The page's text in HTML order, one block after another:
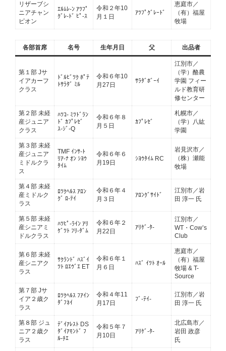
リザーブシ
ニアチャン
ピオン
ｴﾙﾑﾚ-ﾝ ｱﾂﾌﾟ
ｸﾞﾚ-ﾄﾞ ﾋﾟ-ｽ
令和２年10
月１日
ｱﾂﾌﾟｸﾞﾚｰﾄﾞ
恵庭市／
（有）福屋
牧場
各部首席 名号 生年月日 父 出品者
第１部 Jサ
イアカーフ
クラス
ﾄﾞﾙﾋﾞﾂｸ ﾎﾟﾃ
ﾄｻﾗﾀﾞ ﾐﾙ
令和６年10
月27日
ｻﾗﾀﾞﾎﾞｰｲ
江別市／
（学）酪農
学園 フィー
ルド教育研
修センター
第２部 未経
産ジュニア
クラス
ﾊﾂｺ- ﾐﾂﾄﾞﾗﾝ
ﾄﾞ ｶﾌﾟﾚｾﾞ
ｽ-ｼﾞ-Q
令和６年８
月５日
ｶﾌﾟﾚｾﾞ
札幌市／
（学）八紘
学園
第３部 未経
産ジュニア
ミドルクラ
ス
TMF ｲﾝｻ-ﾄ
ﾘｱ-ﾅ ｵﾝ ｼﾖｳ
ﾀｲﾑ
令和６年６
月19日
ｼﾖｳﾀｲﾑ RC
岩見沢市／
（株）瀬能
牧場
第４部 未経
産ミドルク
ラス
ﾛﾂｸﾍﾙｽ ｱﾛﾝ
ｸﾞ ﾛ-ﾃｲ
令和６年４
月３日
ｱﾛﾝｸﾞｻｲﾄﾞ
江別市／岩
田 淳一 氏
第５部 未経
産シニアミ
ドルクラス
ﾊﾂﾋﾟ-ﾗｲﾝ ｱﾘ
ｹﾞﾂﾄ ﾌﾘ-ﾀﾞﾑ
令和６年２
月22日
ｱﾘｹﾞ-ﾀ-
江別市／
WT・Cow’s
Club
第６部 未経
産シニアク
ラス
ｻｸﾗﾝﾄﾞ ﾊｽﾞｲ
ﾂﾄ ﾛｴｳﾞｴ ET
令和６年１
月６日
ﾊｽﾞ ｲﾂﾄ ｵｰﾙ
恵庭市／
（有）福屋
牧場 & T-
Source
第７部 Jサ
イア２歳ク
ラス
ﾛﾂｸﾍﾙｽ ﾌｱｲﾝ
ﾀﾞﾌﾈｲ
令和４年11
月17日
ﾌﾞ-ﾃｲ-
江別市／岩
田 淳一 氏
第８部 ジュ
ニア２歳ク
ラス
ﾃﾞｲｱﾚｽﾄ DS
ﾀﾞｲｱﾓﾝﾄﾞ ﾌ
ﾙ-ﾁｴ
令和５年７
月10日
ｱﾘｹﾞ-ﾀ-
北広島市／
岩田 政彦
氏